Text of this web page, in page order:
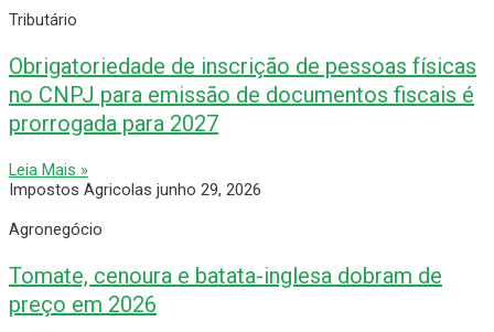
Tributário
Obrigatoriedade de inscrição de pessoas físicas
no CNPJ para emissão de documentos fiscais é
prorrogada para 2027
Leia Mais »
Impostos Agricolas junho 29, 2026
Agronegócio
Tomate, cenoura e batata-inglesa dobram de
preço em 2026